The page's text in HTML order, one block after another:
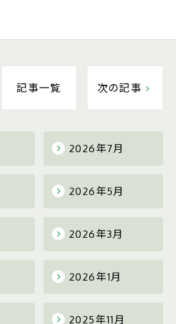
2026年7月
2026年5月
2026年3月
2026年1月
2025年11月
記事一覧 次の記事